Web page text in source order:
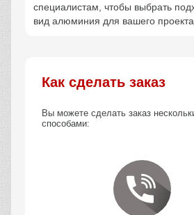
специалистам, чтобы выбрать
вид алюминия для вашего проекта.
Как сделать заказ
Вы можете сделать заказ
способами: